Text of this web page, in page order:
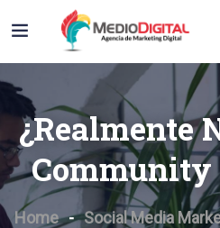
¿Realmente
Community
Home Social Media